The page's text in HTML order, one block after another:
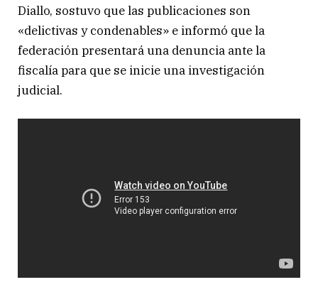
Diallo, sostuvo que las publicaciones son
«delictivas y condenables» e informó que la
federación presentará una denuncia ante la
fiscalía para que se inicie una investigación
judicial.